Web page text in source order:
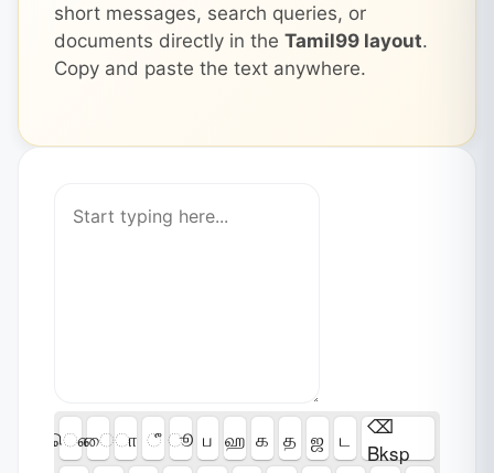
short messages, search queries, or
documents directly in the Tamil99 layout.
Copy and paste the text anywhere.
ௌைா ீ ூ ப ஹ க த ஜ ட
⌫
Bksp